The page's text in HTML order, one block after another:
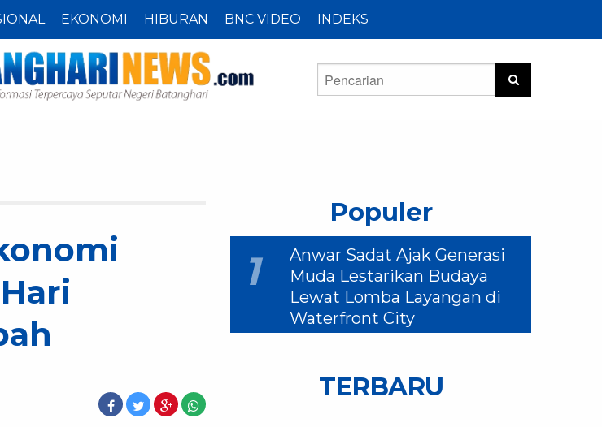
EKONOMI HIBURAN BNC VIDEO INDEKS
Populer
1
Anwar Sadat Ajak Generasi
Muda Lestarikan Budaya
Lewat Lomba Layangan di
Waterfront City
TERBARU